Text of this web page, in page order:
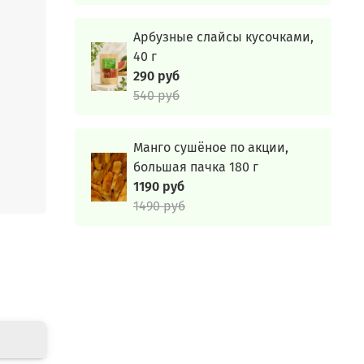
Арбузные слайсы кусочками,
40 г
290 руб
540 руб
Манго сушёное по акции,
большая пачка 180 г
1190 руб
1490 руб